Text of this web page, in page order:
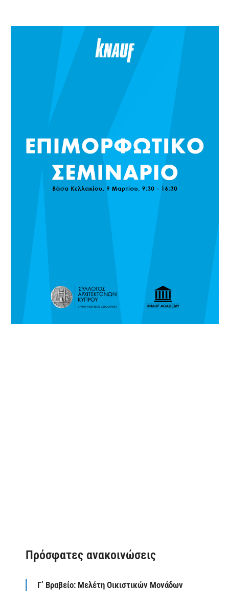
Πρόσφατες ανακοινώσεις
Γ’ Βραβείο: Μελέτη Οικιστικών Μονάδων